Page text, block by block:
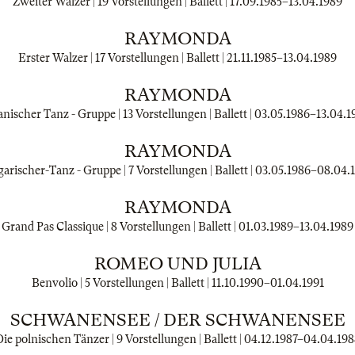
RAYMONDA
Erster Walzer | 17 Vorstellungen | Ballett | 21.11.1985–13.04.1989
RAYMONDA
Tanz - Gruppe | 13 Vorstellungen | Ballett | 03.05.1986–
RAYMONDA
Tanz - Gruppe | 7 Vorstellungen | Ballett | 03.05.1986–
RAYMONDA
Grand Pas Classique | 8 Vorstellungen | Ballett | 01.03.1989–13.04.1989
ROMEO UND JULIA
Benvolio | 5 Vorstellungen | Ballett | 11.10.1990–01.04.1991
SCHWANENSEE / DER SCHWANENSEE
polnischen Tänzer | 9 Vorstellungen | Ballett | 04.12.1987–